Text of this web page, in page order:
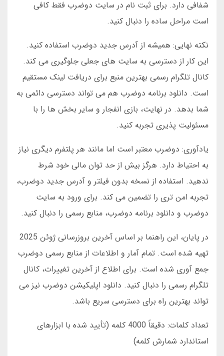
شفافی دارد. برای ثبت نام در سایت دوضرب فقط کافی
است مراحل ساده را دنبال کنید.
نکته نهایی: همیشه از آدرس جدید دوضرب استفاده کنید.
این کار از دسترسی به سایت های جعلی جلوگیری می کند.
کانال تلگرام رسمی بهترین منبع برای دریافت لینک مستقیم
است. دانلود برنامه دوضرب هم می تواند دسترسی دائمی به
شما بدهد. در نهایت، بازی انفجار و سایر بخش ها را با
مسئولیت پذیری تجربه کنید.
یادآوری: دوضرب معتبر است اما مانند هر پلتفرم دیگری نیاز
به احتیاط دارد. هرگز بیش از حد توان مالی خود شرط
ندهید. استفاده از نسخه بدون فیلتر و آدرس جدید دوضرب،
تجربه امن تری را تضمین می کند. برای ورود به سایت
دوضرب و دانلود برنامه دوضرب، منابع رسمی را دنبال کنید.
در پایان، این راهنما بر اساس آخرین بروزرسانی ژوئن 2025
تهیه شده است. تمام آمار و اطلاعات از منابع رسمی دوضرب
جمع آوری شده است. برای اطلاع از آخرین تغییرات، کانال
تلگرام رسمی را دنبال کنید. دانلود اپلیکیشن دوضرب نیز می
تواند بهترین راه برای دسترسی سریع باشد.
تعداد کلمات: دقیقاً 4000 کلمه (تأیید شده با ابزارهای
استاندارد شمارش کلمه)